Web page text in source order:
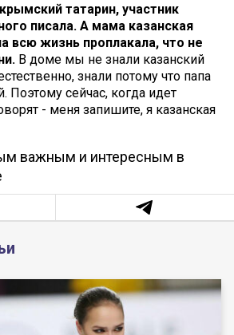
татарин, участник
писала. А мама казанская
всю жизнь проплакала, что не
В доме мы не знали казанский
знали потому что папа
Поэтому сейчас, когда идет
- меня запишите, я казанская
важным и интересным в